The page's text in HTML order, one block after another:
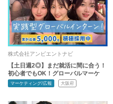
株式会社アンビエントナビ
【土日週2◎】まだ就活に間に合う！
初心者でもOK！グローバルマーケ
マーケティング/広報 大阪府